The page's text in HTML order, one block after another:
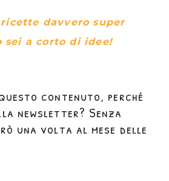
davvero super
sei a corto di idee!
contenuto, perché
newsletter? Senza
una volta al mese delle